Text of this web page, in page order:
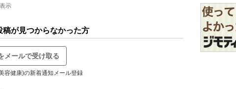
示
稿が見つからなかった方
メールで受け取る
容健康)の新着通知メール登録